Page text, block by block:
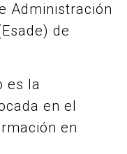
Administración
de
es la
en el
en